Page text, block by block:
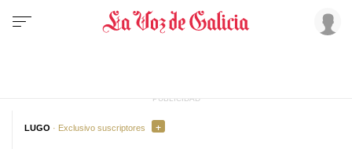
LUGO · Exclusivo suscriptores